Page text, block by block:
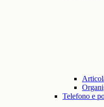
Telefono e